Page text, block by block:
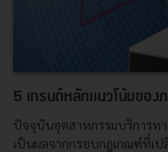
5 เทรนด์หลักแนวโน้มของ
ปัจจุบันอุตสาหกรรมบริการท
เป็นผลจากกรอบกฎเกณฑ์ที่เป